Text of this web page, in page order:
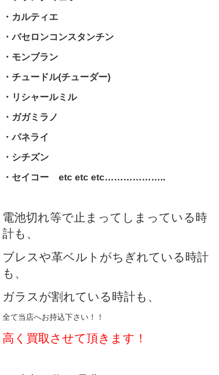
・カルティエ
・バセロンコンスタンチン
・モンブラン
・チュードル(チューダー)
・リシャールミル
・ガガミラノ
・パネライ
・シチズン
・セイコー etc etc etc………………..
電池切れ等で止まってしまっている時
計も、
ブレスや革ベルトがちぎれている時計
も、
ガラスが割れている時計も、
全て当店へお持込下さい！！
高く買取させて頂きます！